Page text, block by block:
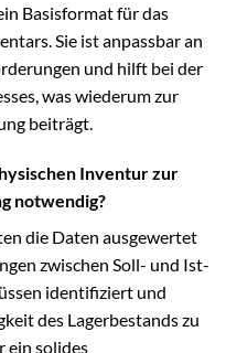
Basisformat für das
Sie ist anpassbar an
und hilft bei der
was wiederum zur
beiträgt.
Inventur zur
notwendig?
die Daten ausgewertet
zwischen Soll- und Ist-
identifiziert und
des Lagerbestands zu
ein solides